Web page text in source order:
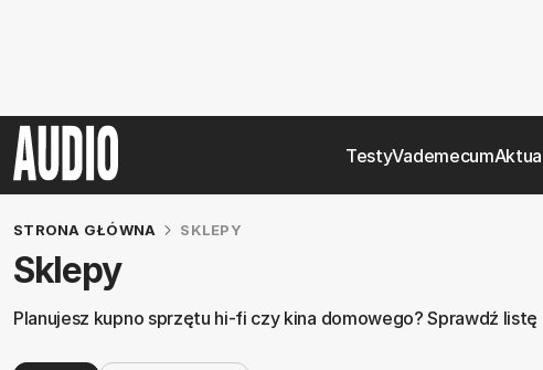
TestyVademecum
STRONA GŁÓWNA SKLEPY
Sklepy
Planujesz kupno sprzętu hi-fi czy kina domowego? Sprawdź